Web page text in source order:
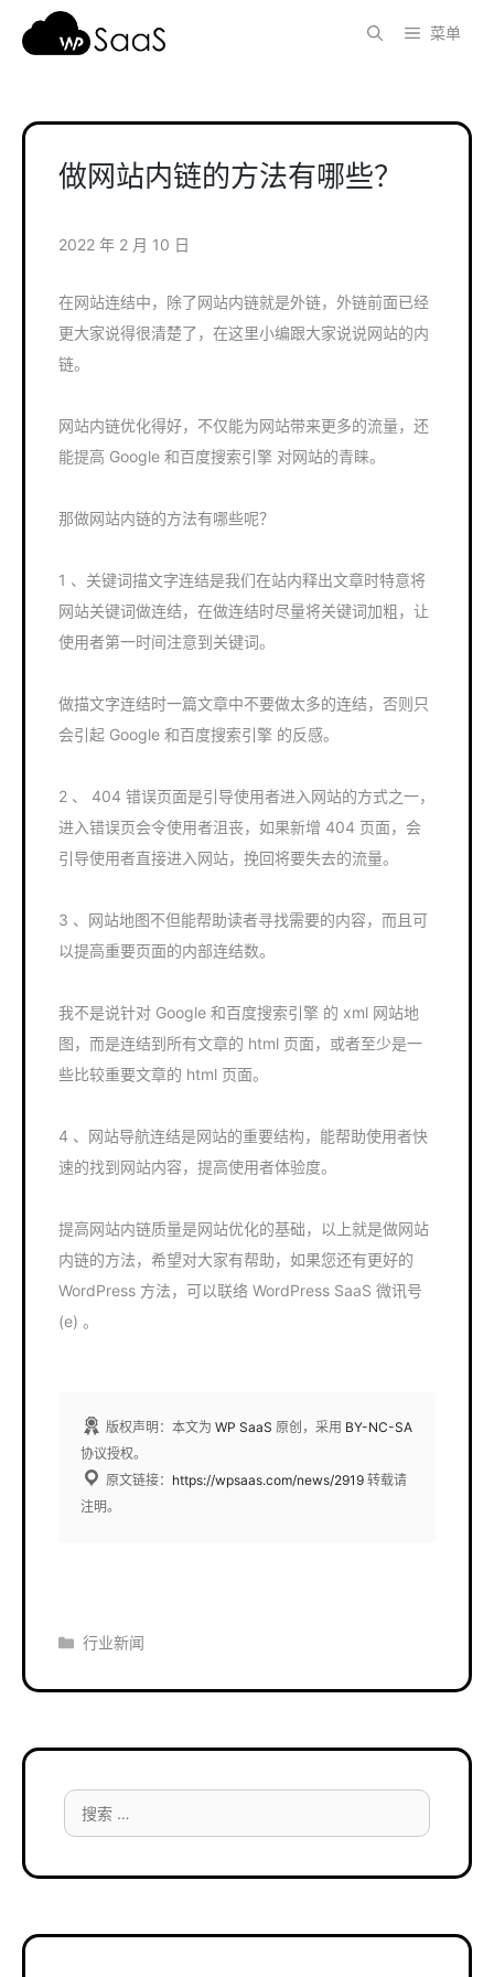
菜单
做网站内链的方法有哪些？
2022 年 2 月 10 日
在网站连结中，除了网站内链就是外链，外链前面已经
更大家说得很清楚了，在这里小编跟大家说说网站的内
链。
网站内链优化得好，不仅能为网站带来更多的流量，还
能提高 Google 和百度搜索引擎 对网站的青睐。
那做网站内链的方法有哪些呢？
1 、关键词描文字连结是我们在站内释出文章时特意将
网站关键词做连结，在做连结时尽量将关键词加粗，让
使用者第一时间注意到关键词。
做描文字连结时一篇文章中不要做太多的连结，否则只
会引起 Google 和百度搜索引擎 的反感。
2 、 404 错误页面是引导使用者进入网站的方式之一，
进入错误页会令使用者沮丧，如果新增 404 页面，会
引导使用者直接进入网站，挽回将要失去的流量。
3 、网站地图不但能帮助读者寻找需要的内容，而且可
以提高重要页面的内部连结数。
我不是说针对 Google 和百度搜索引擎 的 xml 网站地
图，而是连结到所有文章的 html 页面，或者至少是一
些比较重要文章的 html 页面。
4 、网站导航连结是网站的重要结构，能帮助使用者快
速的找到网站内容，提高使用者体验度。
提高网站内链质量是网站优化的基础，以上就是做网站
内链的方法，希望对大家有帮助，如果您还有更好的
WordPress 方法，可以联络 WordPress SaaS 微讯号
(e) 。
版权声明：本文为 WP SaaS 原创，采用 BY-NC-SA
协议授权。
原文链接： https://wpsaas.com/news/2919 转载请
注明。
分
行业新闻
搜
索：